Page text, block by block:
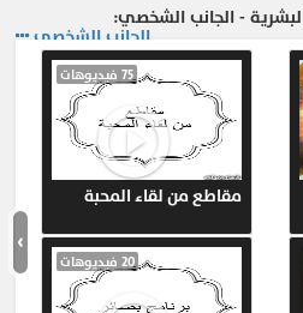
- الجانب الشخصي:
الجانب الشخصي
مقاطع من لقاء المحبة
75 فيديوهات
20 فيديوهات ›